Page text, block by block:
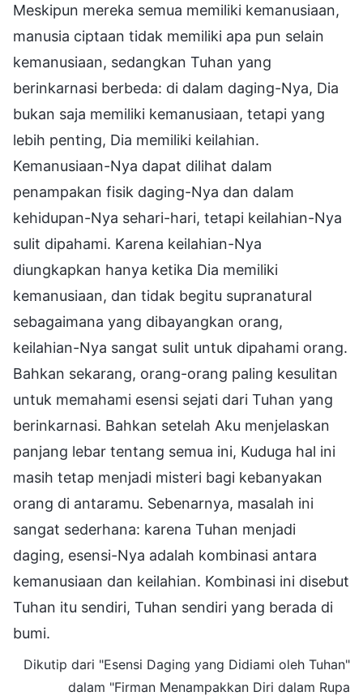
Meskipun mereka semua memiliki kemanusiaan,
manusia ciptaan tidak memiliki apa pun selain
kemanusiaan, sedangkan Tuhan yang
berinkarnasi berbeda: di dalam daging-Nya, Dia
bukan saja memiliki kemanusiaan, tetapi yang
lebih penting, Dia memiliki keilahian.
Kemanusiaan-Nya dapat dilihat dalam
penampakan fisik daging-Nya dan dalam
kehidupan-Nya sehari-hari, tetapi keilahian-Nya
sulit dipahami. Karena keilahian-Nya
diungkapkan hanya ketika Dia memiliki
kemanusiaan, dan tidak begitu supranatural
sebagaimana yang dibayangkan orang,
keilahian-Nya sangat sulit untuk dipahami orang.
Bahkan sekarang, orang-orang paling kesulitan
untuk memahami esensi sejati dari Tuhan yang
berinkarnasi. Bahkan setelah Aku menjelaskan
panjang lebar tentang semua ini, Kuduga hal ini
masih tetap menjadi misteri bagi kebanyakan
orang di antaramu. Sebenarnya, masalah ini
sangat sederhana: karena Tuhan menjadi
daging, esensi-Nya adalah kombinasi antara
kemanusiaan dan keilahian. Kombinasi ini disebut
Tuhan itu sendiri, Tuhan sendiri yang berada di
bumi.
Dikutip dari "Esensi Daging yang Didiami oleh Tuhan"
dalam "Firman Menampakkan Diri dalam Rupa